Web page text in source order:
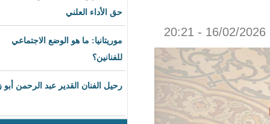
موريتانيا: ما هو الوضع الاجتماعي
للفنانين؟
رحيل الفنان القدير عبد الرحمن أبو زهرة